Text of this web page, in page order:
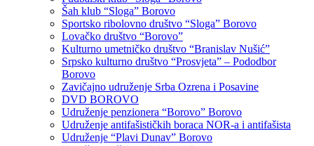
Šah klub “Sloga” Borovo
Sportsko ribolovno društvo “Sloga” Borovo
Lovačko društvo “Borovo”
Kulturno umetničko društvo “Branislav Nušić”
Srpsko kulturno društvo “Prosvjeta” – Pododbor
Borovo
Zavičajno udruženje Srba Ozrena i Posavine
DVD BOROVO
Udruženje penzionera “Borovo” Borovo
Udruženje antifašističkih boraca NOR-a i antifašista
Udruženje “Plavi Dunav” Borovo